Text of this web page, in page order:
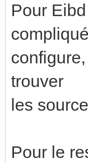
Pour
trouver
les
Pour le